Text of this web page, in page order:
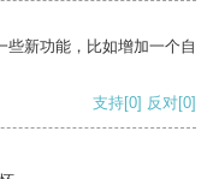
些新功能，比如增加一个自
支持[0] 反对[0]